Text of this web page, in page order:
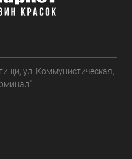
ул. Коммунистическая,